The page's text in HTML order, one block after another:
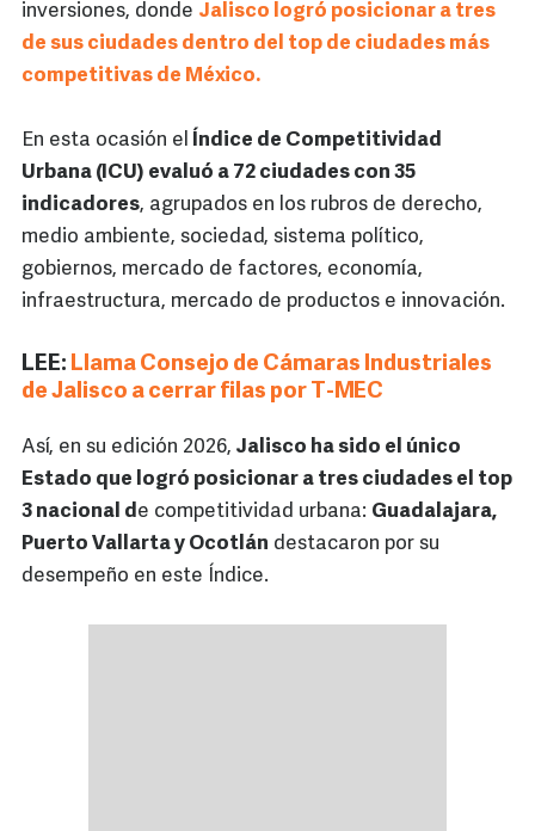
inversiones, donde Jalisco logró posicionar a tres
de sus ciudades dentro del top de ciudades más
competitivas de México.
En esta ocasión el Índice de Competitividad
Urbana (ICU) evaluó a 72 ciudades con 35
indicadores, agrupados en los rubros de derecho,
medio ambiente, sociedad, sistema político,
gobiernos, mercado de factores, economía,
infraestructura, mercado de productos e innovación.
LEE: Llama Consejo de Cámaras Industriales
de Jalisco a cerrar filas por T-MEC
Así, en su edición 2026, Jalisco ha sido el único
Estado que logró posicionar a tres ciudades el top
3 nacional de competitividad urbana: Guadalajara,
Puerto Vallarta y Ocotlán destacaron por su
desempeño en este Índice.